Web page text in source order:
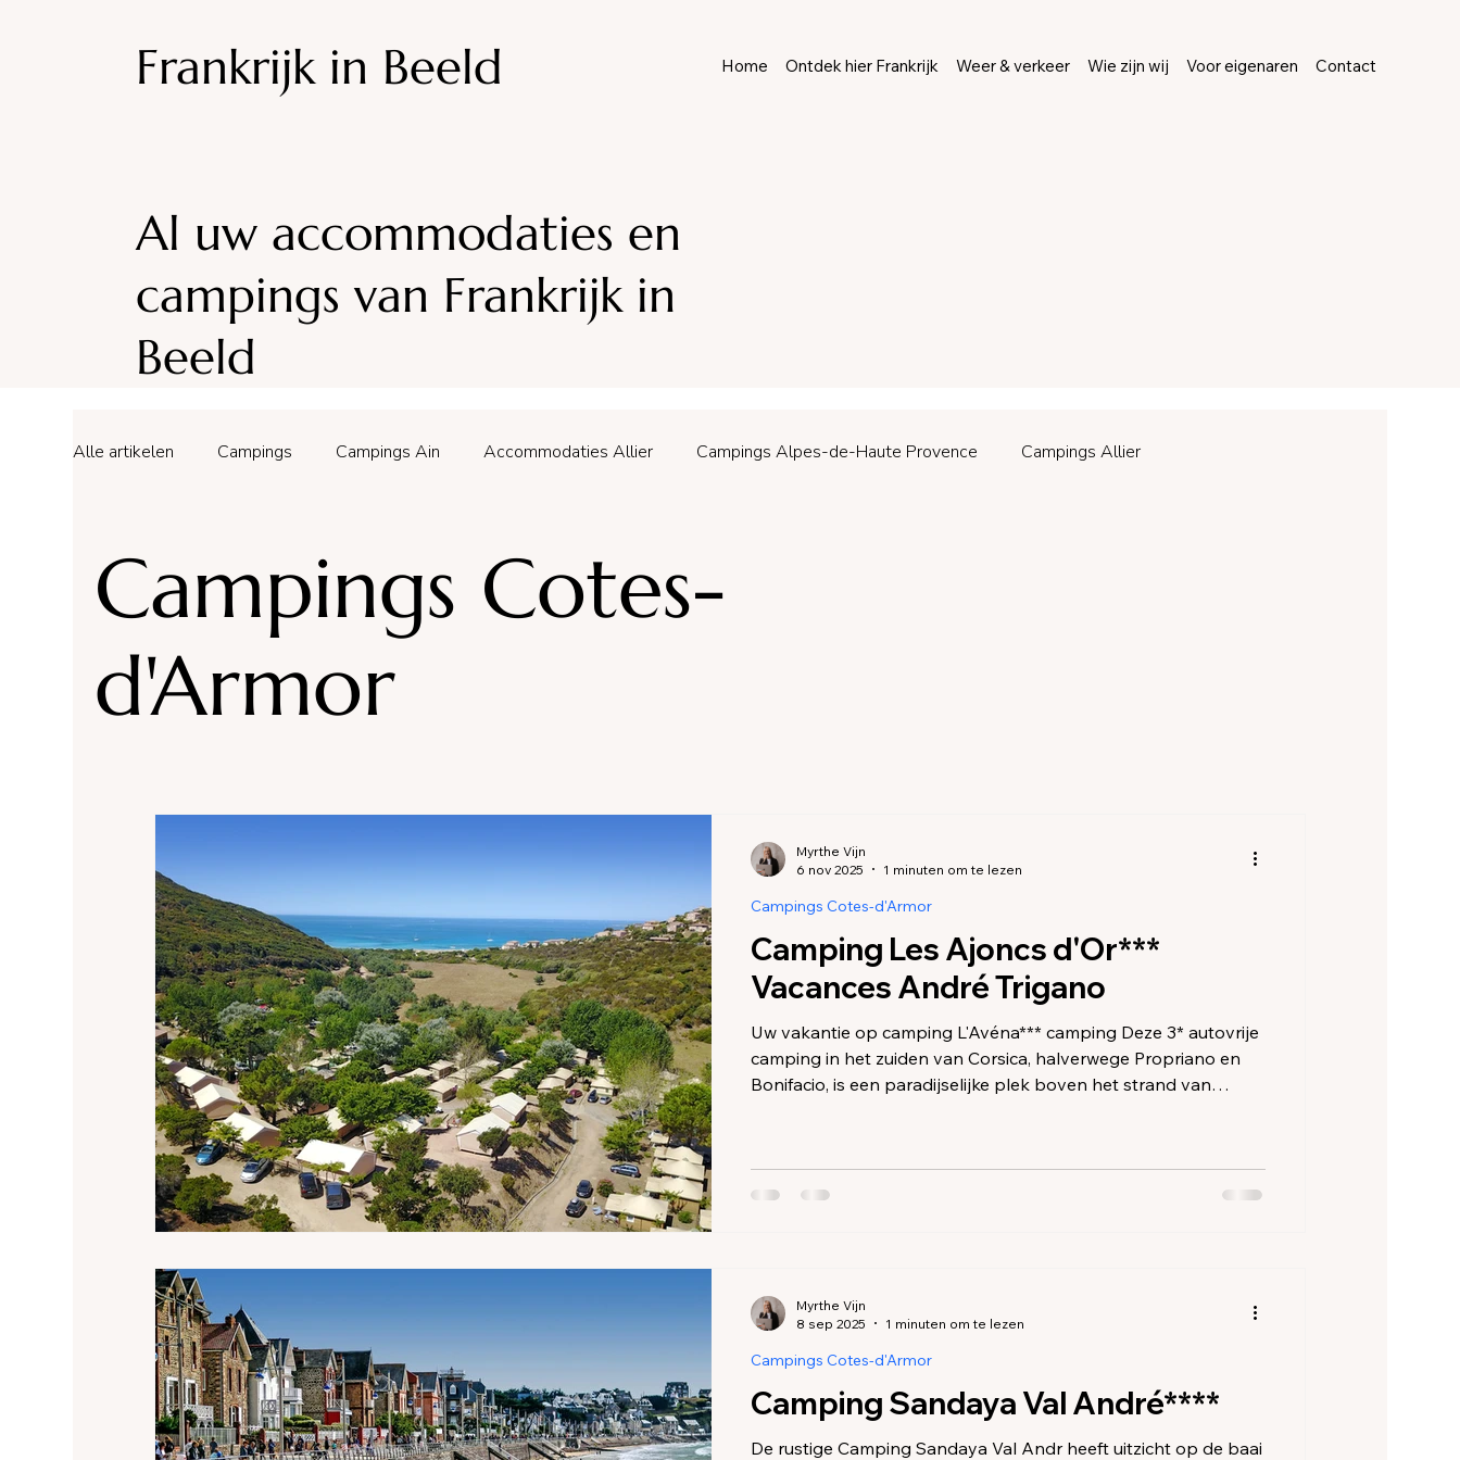
Frankrijk in Beeld Home Ontdek hier Frankrijk Weer & verkeer Wie zijn wij Voor eigenaren Contact
Al uw accommodaties en
campings van Frankrijk in
Beeld
Alle artikelen Campings Campings Ain Accommodaties Allier Campings Alpes-de-Haute Provence Campings Allier
Campings Loire Highlights Auvergne Rhone Alpes Campings en accommodaties Drôme
Campings Isère Campings/ accommodaties Puy-de-Dôme
Campings Vosges
Campings en accommodatie Charante Campings Charente-Maritime Campings en accommodatie Correze
Campings accommodatie Creuse
Campings Cotes-
d'Armor
Camping Les Ajoncs d'Or***
Vacances André Trigano
Uw vakantie op camping L'Avéna*** camping Deze 3* autovrije
camping in het zuiden van Corsica, halverwege Propriano en
Bonifacio, is een paradijselijke plek boven het strand van
typerend is voor het eiland van schoonheid.
Campings Cotes-d'Armor
Myrthe Vijn
6 nov 2025
1 minuten om te lezen
Camping Sandaya Val André****
De rustige Camping Sandaya Val Andr heeft uitzicht op de baai
Campings Cotes-d'Armor
Myrthe Vijn
8 sep 2025
1 minuten om te lezen